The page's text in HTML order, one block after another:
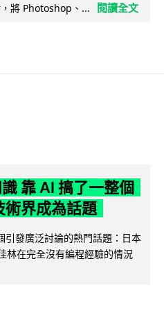
將 Photoshop、...
閱讀全文
靠 AI 搞了一整個
術界成為話題
引發廣泛討論的熱門話題：日本
林在完全沒有編程經驗的情況